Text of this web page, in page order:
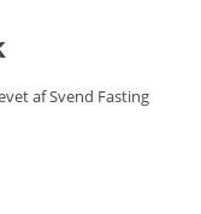
af Svend Fasting